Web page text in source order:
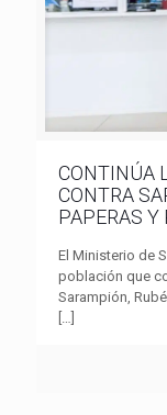
CONTINÚA
CONTRA
PAPERAS
El Ministerio de
población que
Sarampión,
[…]